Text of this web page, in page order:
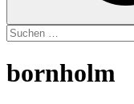
Suchen
nach:
bornholm